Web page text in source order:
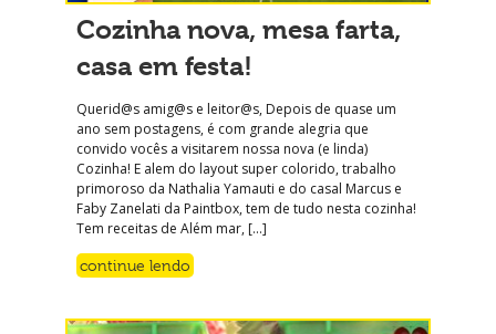
Cozinha nova, mesa farta,
casa em festa!
Querid@s amig@s e leitor@s, Depois de quase um
ano sem postagens, é com grande alegria que
convido vocês a visitarem nossa nova (e linda)
Cozinha! E alem do layout super colorido, trabalho
primoroso da Nathalia Yamauti e do casal Marcus e
Faby Zanelati da Paintbox, tem de tudo nesta cozinha!
Tem receitas de Além mar, […]
continue lendo